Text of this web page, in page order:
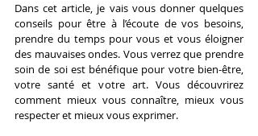
Dans cet article, je vais vous donner quelques
conseils pour être à l’écoute de vos besoins,
prendre du temps pour vous et vous éloigner
des mauvaises ondes. Vous verrez que prendre
soin de soi est bénéfique pour votre bien-être,
votre santé et votre art. Vous découvrirez
comment mieux vous connaître, mieux vous
respecter et mieux vous exprimer.